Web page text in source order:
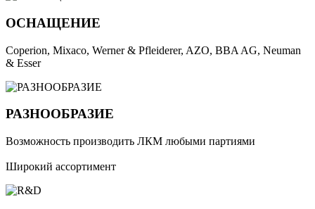
ОСНАЩЕНИЕ
Coperion, Mixaco, Werner & Pfleiderer, AZO, BBA AG, Neuman
& Esser
РАЗНООБРАЗИЕ
Возможность производить ЛКМ любыми партиями
Широкий ассортимент